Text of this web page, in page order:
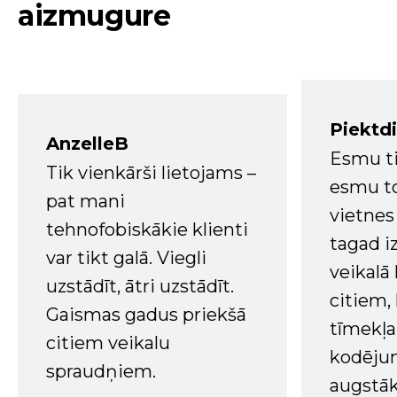
aizmugure
AnzelleB
Tik vienkārši lietojams –
pat mani
tehnofobiskākie klienti
var tikt galā. Viegli
uzstādīt, ātri uzstādīt.
Gaismas gadus priekšā
citiem veikalu
spraudņiem.
Esmu
esmu
tagad
veikalā
citiem,
tīmekļa